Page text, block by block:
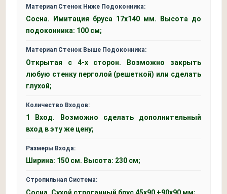
Материал Стенок Ниже Подоконника:
Сосна. Имитация бруса 17х140 мм. Высота до
подоконника: 100 см;
Материал Стенок Выше Подоконника:
Открытая с 4-х сторон. Возможно закрыть
любую стенку перголой (решеткой) или сделать
глухой;
Количество Входов:
1 Вход. Возможно сделать дополнительный
вход в эту же цену;
Размеры Входа:
Ширина: 150 см. Высота: 230 см;
Стропильная Система:
Сосна. Сухой строганный брус 45x90 +90x90 мм;